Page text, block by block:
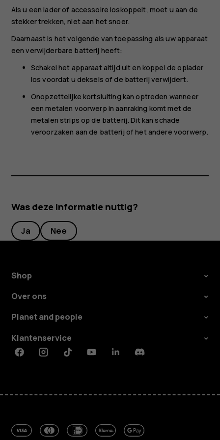
Als u een lader of accessoire loskoppelt, moet u aan de
stekker trekken, niet aan het snoer.
Daarnaast is het volgende van toepassing als uw apparaat
een verwijderbare batterij heeft:
Schakel het apparaat altijd uit en koppel de oplader
los voordat u deksels of de batterij verwijdert.
Onopzettelijke kortsluiting kan optreden wanneer
een metalen voorwerp in aanraking komt met de
metalen strips op de batterij. Dit kan schade
veroorzaken aan de batterij of het andere voorwerp.
Was deze informatie nuttig?
Ja Nee
Shop
Over ons
Planet and people
Klantenservice
FacebookInstagramTiktokYoutubeLinkedinDiscord